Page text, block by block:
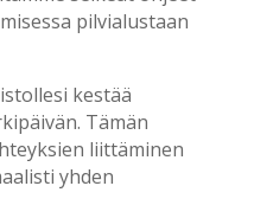
pilvialustaan
kestää
Tämän
liittäminen
yhden